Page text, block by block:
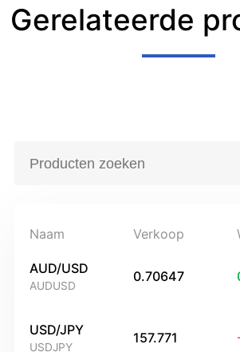
Gerelateerde
Naam Verkoop
AUD/USD
AUDUSD
0.70647
USD/JPY
USDJPY
157.771